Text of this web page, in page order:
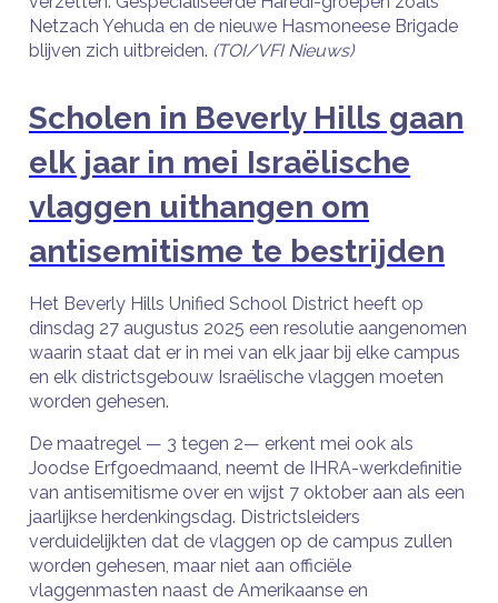
Netzach Yehuda en de nieuwe Hasmoneese Brigade
blijven zich uitbreiden. (TOI/VFI Nieuws)
Scholen in Beverly Hills gaan
elk jaar in mei Israëlische
vlaggen uithangen om
antisemitisme te bestrijden
Het Beverly Hills Unified School District heeft op
dinsdag 27 augustus 2025 een resolutie aangenomen
waarin staat dat er in mei van elk jaar bij elke campus
en elk districtsgebouw Israëlische vlaggen moeten
worden gehesen.
De maatregel — 3 tegen 2— erkent mei ook als
Joodse Erfgoedmaand, neemt de IHRA-werkdefinitie
van antisemitisme over en wijst 7 oktober aan als een
jaarlijkse herdenkingsdag. Districtsleiders
verduidelijkten dat de vlaggen op de campus zullen
worden gehesen, maar niet aan officiële
vlaggenmasten naast de Amerikaanse en